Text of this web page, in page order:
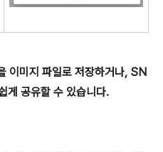
이미지 파일로 저장하거나, SN
게 공유할 수 있습니다.